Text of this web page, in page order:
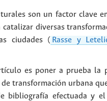
son un factor clave
diversas
ciudades ( Rasse y
es poner a prueba la
transformación urbana
bibliografía efectuada y